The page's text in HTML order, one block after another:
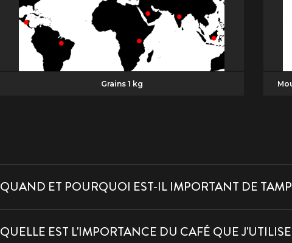
Grains 1 kg
QUAND ET POURQUOI EST-IL IMPORTANT DE
Une pression uniforme et constante permet à l'eau de traverser le
QUELLE EST L'IMPORTANCE DU CAFÉ QUE
EMAIL